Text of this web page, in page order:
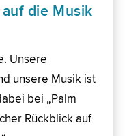
die Musik
Unsere
unsere Musik ist
bei „Palm
Rückblick auf